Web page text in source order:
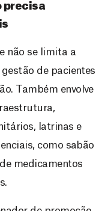
precisa
não se limita a
de pacientes
Também envolve
latrinas e
como sabão
medicamentos